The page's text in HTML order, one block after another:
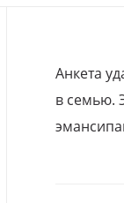
Анкета
в семью.